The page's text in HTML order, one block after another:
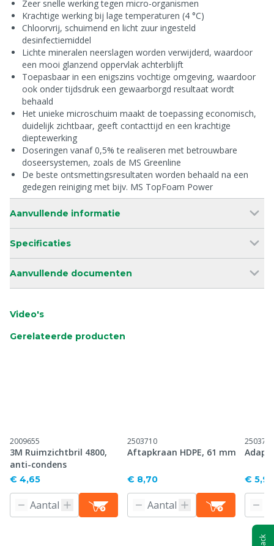
Zeer snelle werking tegen micro-organismen
Krachtige werking bij lage temperaturen (4 °C)
Chloorvrij, schuimend en licht zuur ingesteld
desinfectiemiddel
Lichte mineralen neerslagen worden verwijderd, waardoor
een mooi glanzend oppervlak achterblijft
Toepasbaar in een enigszins vochtige omgeving, waardoor
ook onder tijdsdruk een gewaarborgd resultaat wordt
behaald
Het unieke microschuim maakt de toepassing economisch,
duidelijk zichtbaar, geeft contacttijd en een krachtige
dieptewerking
Doseringen vanaf 0,5% te realiseren met betrouwbare
doseersystemen, zoals de MS Greenline
De beste ontsmettingsresultaten worden behaald na een
gedegen reiniging met bijv. MS TopFoam Power
Aanvullende informatie
Specificaties
Aanvullende documenten
Video's
Gerelateerde producten
2009655
3M Ruimzichtbril 4800,
anti-condens
€ 4,65
2503710
Aftapkraan HDPE, 61 mm
€ 8,70
2503752
€ 5,90